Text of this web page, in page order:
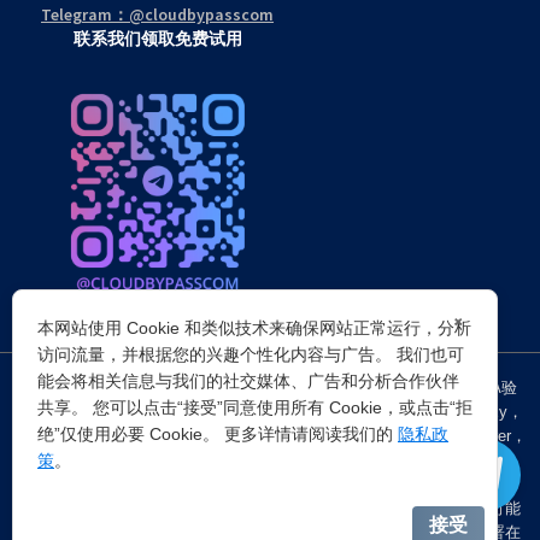
Telegram：@cloudbypasscom
联系我们领取免费试用
突破所有反Anti-bot机器人检查，轻松绕过cloudflare验证、CAPTCHA验
证，WAF，CC防护和Cloudflare爬虫验证，并提供了HTTP API和Proxy，
包括接口地址、请求参数、返回处理；以及 Cloudflare反爬虫设置Referer，
，在中国大陆IP环境下直连时可能
会出现不稳定的情况，但您可以通过以下两种方式解决：一是将其部署在
×
本网站使用 Cookie 和类似技术来确保网站正常运行，分析
访问流量，并根据您的兴趣个性化内容与广告。 我们也可
能会将相关信息与我们的社交媒体、广告和分析合作伙伴
共享。 您可以点击“接受”同意使用所有 Cookie，或点击“拒
绝”仅使用必要 Cookie。 更多详情请阅读我们的 隐私政
策。
接受